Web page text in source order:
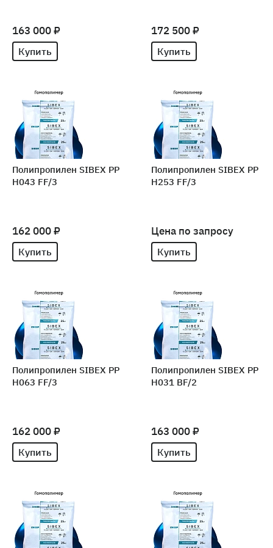
163 000 ₽
Купить
172 500 ₽
Купить
Полипропилен SIBEX PP
H043 FF/3
162 000 ₽
Купить
Полипропилен SIBEX PP
H253 FF/3
Цена по запросу
Купить
Полипропилен SIBEX PP
H063 FF/3
162 000 ₽
Купить
Полипропилен SIBEX PP
H031 BF/2
163 000 ₽
Купить